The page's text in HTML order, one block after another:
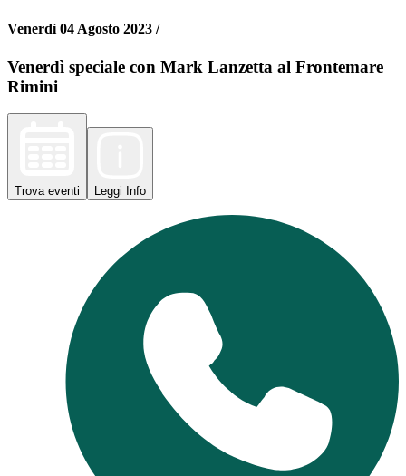
Venerdì 04 Agosto 2023 /
Venerdì speciale con Mark Lanzetta al Frontemare
Rimini
Trova eventi Leggi Info